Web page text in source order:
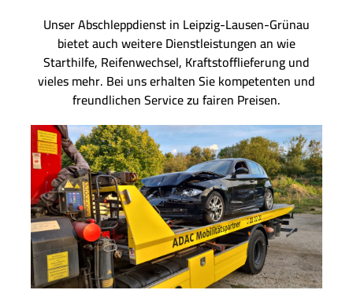
Unser Abschleppdienst in Leipzig-Lausen-Grünau
bietet auch weitere Dienstleistungen an wie
Starthilfe, Reifenwechsel, Kraftstofflieferung und
vieles mehr. Bei uns erhalten Sie kompetenten und
freundlichen Service zu fairen Preisen.